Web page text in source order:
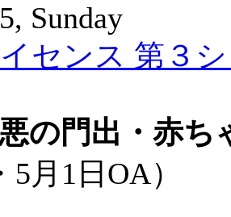
Sunday
センス 第３
の門出・赤
月1日OA）